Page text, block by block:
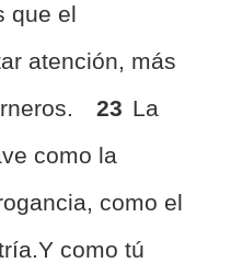
que el
atención, más
23 La
como la
como el
como tú